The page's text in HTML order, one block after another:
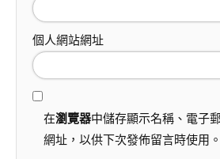
個人網站網址
在瀏覽器中儲存顯示名稱、電子
網址，以供下次發佈留言時使用。